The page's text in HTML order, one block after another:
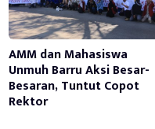
AMM dan Mahasiswa
Unmuh Barru Aksi Besar-
Besaran, Tuntut Copot
Rektor